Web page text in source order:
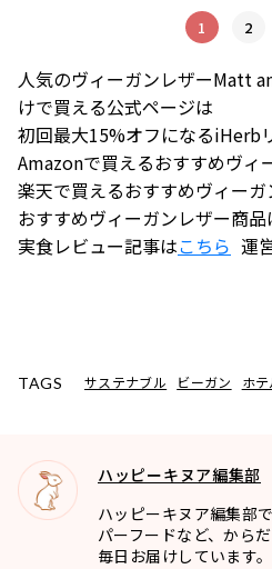
1 2
人気のヴィーガンレザーMatt
けで買える公式ページは
初回最大15%オフになるiHerb
Amazonで買えるおすすめヴィ
楽天で買えるおすすめヴィーガ
おすすめヴィーガンレザー商品
実食レビュー記事はこちら 運
TAGS サステナブル ビーガン ホテ
ハッピーキヌア編集部
ハッピーキヌア編集部
パーフードなど、から
毎日お届けしています